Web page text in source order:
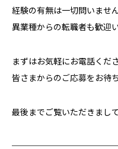
経験の有無は一切問いません
異業種からの転職者も歓迎
まずはお気軽にお電話くださ
皆さまからのご応募をお待
最後までご覧いただきまし